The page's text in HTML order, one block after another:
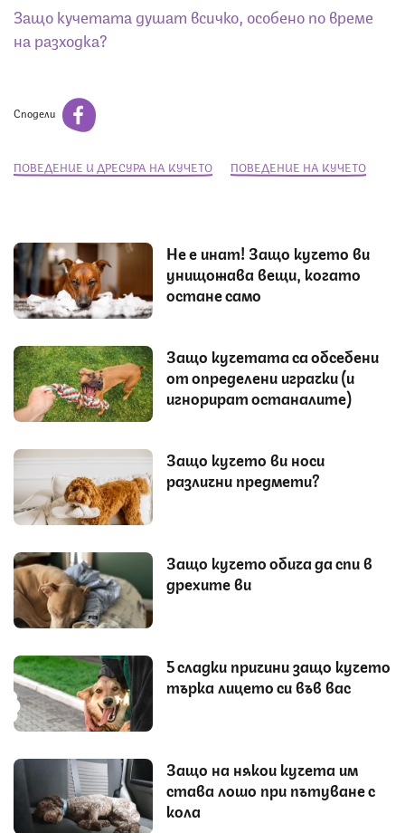
Защо кучетата душат всичко, особено по време
на разходка?
Сподели
ПОВЕДЕНИЕ И ДРЕСУРА НА КУЧЕТО ПОВЕДЕНИЕ НА КУЧЕТО
Не е инат! Защо кучето ви
унищожава вещи, когато
остане само
Защо кучетата са обсебени
от определени играчки (и
игнорират останалите)
Защо кучето ви носи
различни предмети?
Защо кучето обича да спи в
дрехите ви
5 сладки причини защо кучето
търка лицето си във вас
Защо на някои кучета им
става лошо при пътуване с
кола